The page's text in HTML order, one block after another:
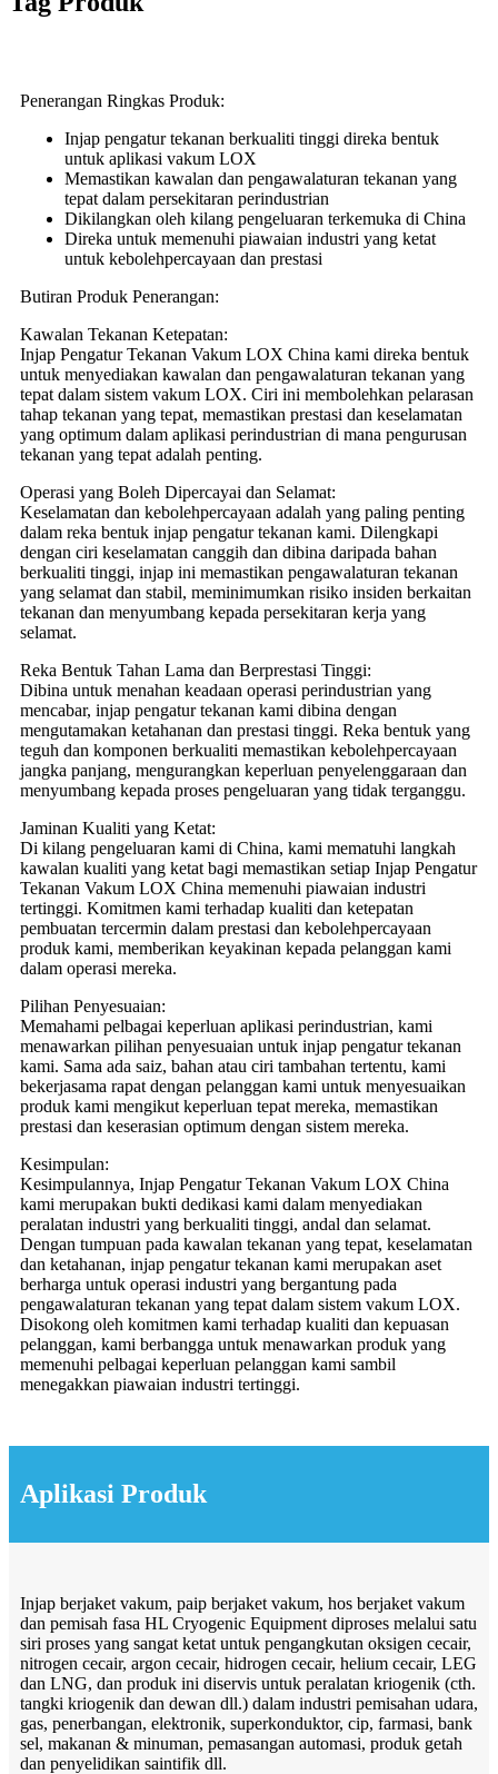
Penerangan Ringkas Produk:
Injap pengatur tekanan berkualiti tinggi direka bentuk
untuk aplikasi vakum LOX
Memastikan kawalan dan pengawalaturan tekanan yang
tepat dalam persekitaran perindustrian
Dikilangkan oleh kilang pengeluaran terkemuka di China
Direka untuk memenuhi piawaian industri yang ketat
untuk kebolehpercayaan dan prestasi
Butiran Produk Penerangan:
Kawalan Tekanan Ketepatan:
Injap Pengatur Tekanan Vakum LOX China kami direka bentuk
untuk menyediakan kawalan dan pengawalaturan tekanan yang
tepat dalam sistem vakum LOX. Ciri ini membolehkan pelarasan
tahap tekanan yang tepat, memastikan prestasi dan keselamatan
yang optimum dalam aplikasi perindustrian di mana pengurusan
tekanan yang tepat adalah penting.
Operasi yang Boleh Dipercayai dan Selamat:
Keselamatan dan kebolehpercayaan adalah yang paling penting
dalam reka bentuk injap pengatur tekanan kami. Dilengkapi
dengan ciri keselamatan canggih dan dibina daripada bahan
berkualiti tinggi, injap ini memastikan pengawalaturan tekanan
yang selamat dan stabil, meminimumkan risiko insiden berkaitan
tekanan dan menyumbang kepada persekitaran kerja yang
selamat.
Reka Bentuk Tahan Lama dan Berprestasi Tinggi:
Dibina untuk menahan keadaan operasi perindustrian yang
mencabar, injap pengatur tekanan kami dibina dengan
mengutamakan ketahanan dan prestasi tinggi. Reka bentuk yang
teguh dan komponen berkualiti memastikan kebolehpercayaan
jangka panjang, mengurangkan keperluan penyelenggaraan dan
menyumbang kepada proses pengeluaran yang tidak terganggu.
Jaminan Kualiti yang Ketat:
Di kilang pengeluaran kami di China, kami mematuhi langkah
kawalan kualiti yang ketat bagi memastikan setiap Injap Pengatur
Tekanan Vakum LOX China memenuhi piawaian industri
tertinggi. Komitmen kami terhadap kualiti dan ketepatan
pembuatan tercermin dalam prestasi dan kebolehpercayaan
produk kami, memberikan keyakinan kepada pelanggan kami
dalam operasi mereka.
Pilihan Penyesuaian:
Memahami pelbagai keperluan aplikasi perindustrian, kami
menawarkan pilihan penyesuaian untuk injap pengatur tekanan
kami. Sama ada saiz, bahan atau ciri tambahan tertentu, kami
bekerjasama rapat dengan pelanggan kami untuk menyesuaikan
produk kami mengikut keperluan tepat mereka, memastikan
prestasi dan keserasian optimum dengan sistem mereka.
Kesimpulan:
Kesimpulannya, Injap Pengatur Tekanan Vakum LOX China
kami merupakan bukti dedikasi kami dalam menyediakan
peralatan industri yang berkualiti tinggi, andal dan selamat.
Dengan tumpuan pada kawalan tekanan yang tepat, keselamatan
dan ketahanan, injap pengatur tekanan kami merupakan aset
berharga untuk operasi industri yang bergantung pada
pengawalaturan tekanan yang tepat dalam sistem vakum LOX.
Disokong oleh komitmen kami terhadap kualiti dan kepuasan
pelanggan, kami berbangga untuk menawarkan produk yang
memenuhi pelbagai keperluan pelanggan kami sambil
menegakkan piawaian industri tertinggi.
Aplikasi Produk
Injap berjaket vakum, paip berjaket vakum, hos berjaket vakum
dan pemisah fasa HL Cryogenic Equipment diproses melalui satu
siri proses yang sangat ketat untuk pengangkutan oksigen cecair,
nitrogen cecair, argon cecair, hidrogen cecair, helium cecair, LEG
dan LNG, dan produk ini diservis untuk peralatan kriogenik (cth.
tangki kriogenik dan dewan dll.) dalam industri pemisahan udara,
gas, penerbangan, elektronik, superkonduktor, cip, farmasi, bank
sel, makanan & minuman, pemasangan automasi, produk getah
dan penyelidikan saintifik dll.